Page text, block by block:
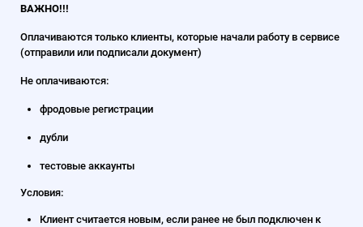
ВАЖНО!!!
Оплачиваются только клиенты, которые начали работу в сервисе
(отправили или подписали документ)
Не оплачиваются:
фродовые регистрации
дубли
тестовые аккаунты
Условия:
Клиент считается новым, если ранее не был подключен к